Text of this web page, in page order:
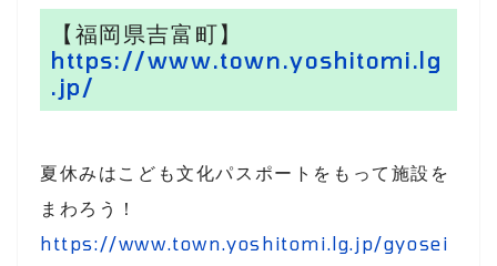
【福岡県吉富町】
https://www.town.yoshitomi.lg
.jp/
夏休みはこども文化パスポートをもって施設を
まわろう！
https://www.town.yoshitomi.lg.jp/gyosei